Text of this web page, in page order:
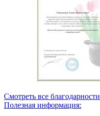
Смотреть все благодарности
Полезная информация: